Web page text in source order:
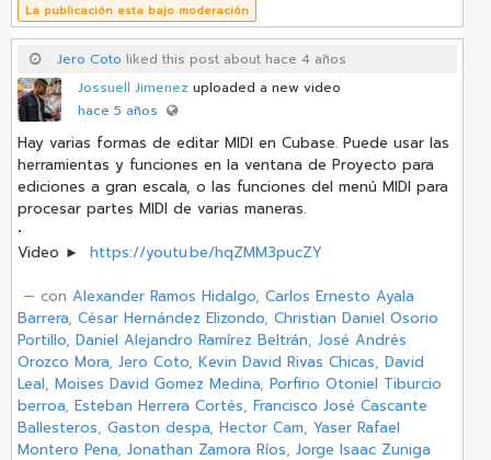
La publicación esta bajo moderación
Jero Coto liked this post about hace 4 años
Jossuell Jimenez uploaded a new video
hace 5 años
Hay varias formas de editar MIDI en Cubase. Puede usar las
herramientas y funciones en la ventana de Proyecto para
ediciones a gran escala, o las funciones del menú MIDI para
procesar partes MIDI de varias maneras.
•
Video ►
https://youtu.be/hqZMM3pucZY
‏ — con Alexander Ramos Hidalgo, Carlos Ernesto Ayala
Barrera, César Hernández Elizondo, Christian Daniel Osorio
Portillo, Daniel Alejandro Ramírez Beltrán, José Andrés
Orozco Mora, Jero Coto, Kevin David Rivas Chicas, David
Leal, Moises David Gomez Medina, Porfirio Otoniel Tiburcio
berroa, Esteban Herrera Cortés, Francisco José Cascante
Ballesteros, Gaston despa, Hector Cam, Yaser Rafael
Montero Pena, Jonathan Zamora Ríos, Jorge Isaac Zuniga